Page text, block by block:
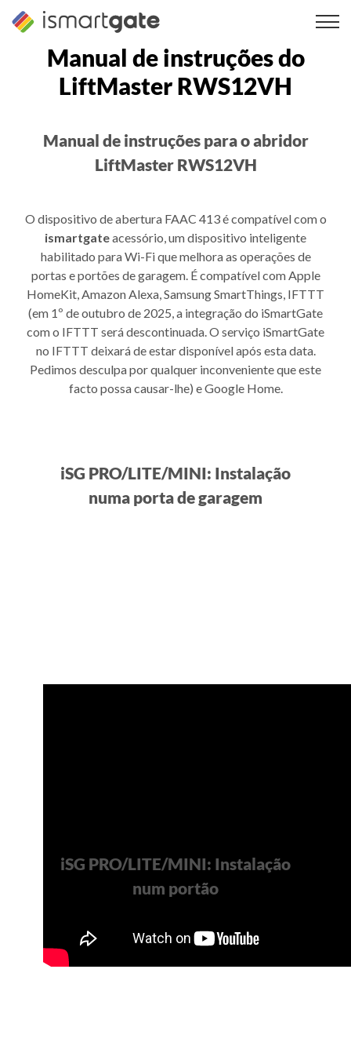
Saltar
para
conteúdoManual de instruções do
LiftMaster RWS12VH
Manual de instruções para o abridor
LiftMaster RWS12VH
O dispositivo de abertura FAAC 413 é compatível com o
ismartgateacessório, um dispositivo inteligente
habilitado para Wi-Fi que melhora as operações de
portas e portões de garagem. É compatível com Apple
HomeKit, Amazon Alexa, Samsung SmartThings, IFTTT
(em 1º de outubro de 2025, a integração do iSmartGate
com o IFTTT será descontinuada. O serviço iSmartGate
no IFTTT deixará de estar disponível após esta data.
Pedimos desculpa por qualquer inconveniente que este
facto possa causar-lhe) e Google Home.
iSG PRO/LITE/MINI: Instalação
numa porta de garagem
iSG PRO/LITE/MINI: Instalação
num portão